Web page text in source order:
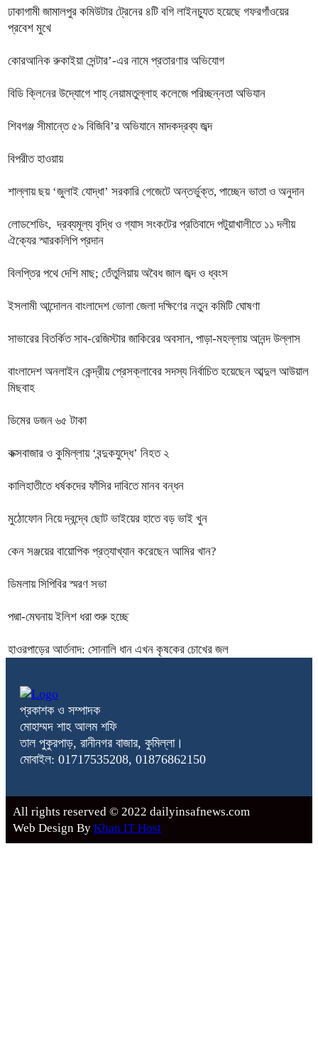
ঢাকাগামী জামালপুর কমিউটার ট্রেনের ৪টি বগি লাইনচ্যুত হয়েছে গফরগাঁওয়ের
প্রবেশ মুখে
কোরআনিক রুকাইয়া সেন্টার’-এর নামে প্রতারণার অভিযোগ
বিডি ক্লিনের উদ্যোগে শাহ্ নেয়ামতুল্লাহ কলেজে পরিচ্ছন্নতা অভিযান
শিবগঞ্জ সীমান্তে ৫৯ বিজিবি’র অভিযানে মাদকদ্রব্য জব্দ
বিপরীত হাওয়ায়
শাল্লায় ছয় ‘জুলাই যোদ্ধা’ সরকারি গেজেটে অন্তর্ভুক্ত, পাচ্ছেন ভাতা ও অনুদান
লোডশেডিং, দ্রব্যমূল্য বৃদ্ধি ও গ্যাস সংকটের প্রতিবাদে পটুয়াখালীতে ১১ দলীয়
ঐক্যের স্মারকলিপি প্রদান
বিলপ্তির পথে দেশি মাছ; তেঁতুলিয়ায় অবৈধ জাল জব্দ ও ধ্বংস
ইসলামী আন্দোলন বাংলাদেশ ভোলা জেলা দক্ষিণের নতুন কমিটি ঘোষণা
সাভারের বিতর্কিত সাব-রেজিস্টার জাকিরের অবসান, পাড়া-মহল্লায় আনন্দ উল্লাস
বাংলাদেশ অনলাইন কেন্দ্রীয় প্রেসক্লাবের সদস্য নির্বাচিত হয়েছেন আব্দুল আউয়াল
মিছবাহ
ডিমের ডজন ৬৫ টাকা
কক্সবাজার ও কুমিল্লায় ‘বন্দুকযুদ্ধে’ নিহত ২
কালিহাতীতে ধর্ষকদের ফাঁসির দাবিতে মানব বন্ধন
মুঠোফোন নিয়ে দ্বন্দ্বে ছোট ভাইয়ের হাতে বড় ভাই খুন
কেন সঞ্জয়ের বায়োপিক প্রত্যাখ্যান করেছেন আমির খান?
ডিমলায় সিপিবির স্মরণ সভা
পদ্মা-মেঘনায় ইলিশ ধরা শুরু হচ্ছে
হাওরপাড়ের আর্তনাদ: সোনালি ধান এখন কৃষকের চোখের জল
প্রকাশক ও সম্পাদক
মোহাম্মদ শাহ আলম শফি
তাল পুকুরপাড়, রানীনগর বাজার, কুমিল্লা।
মোবাইল: 01717535208, 01876862150
All rights reserved © 2022 dailyinsafnews.com
Web Design By Khan IT Host